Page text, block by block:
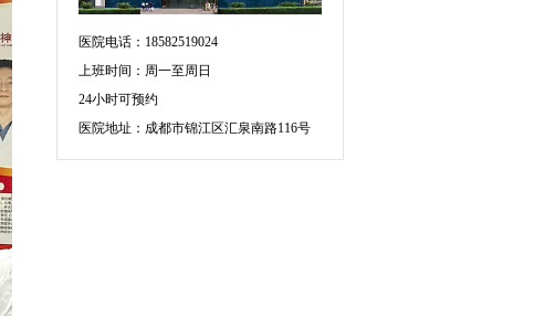
医院电话：18582519024
上班时间：周一至周日
24小时可预约
医院地址：成都市锦江区汇泉南路116号